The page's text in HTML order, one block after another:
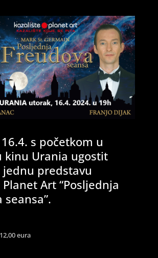
s početkom u
kinu Urania ugostit
jednu predstavu
Art “Posljednja
seansa”.
eura